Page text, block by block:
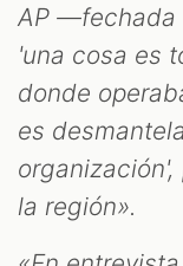
AP —fechada
'una cosa es
donde
es
la región».